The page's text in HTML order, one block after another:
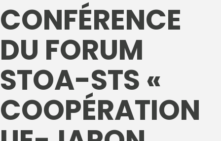
CONFÉRENCE
DU FORUM
STOA-STS «
COOPÉRATION